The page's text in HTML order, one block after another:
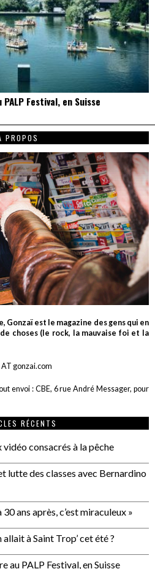
Festival, en Suisse
PROPOS
Gonzaï est le magazine des gens qui en
choses (le rock, la mauvaise foi et la
gonzai.com
envoi : CBE, 6 rue André Messager, pour
RÉCENTS
consacrés à la pêche
lutte des classes avec Bernardino
30 ans après, c’est miraculeux »
à Saint Trop’ cet été ?
au PALP Festival, en Suisse